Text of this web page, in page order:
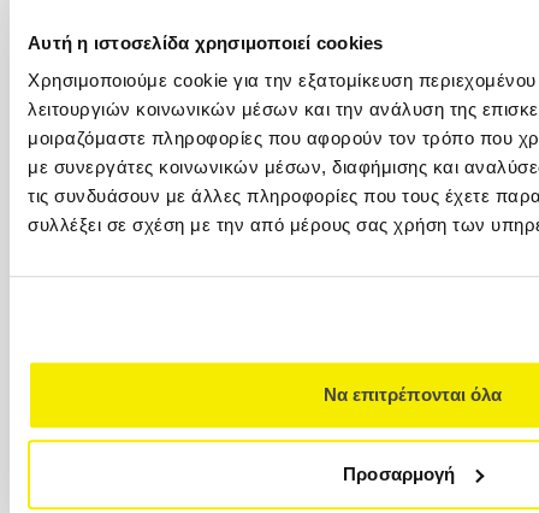
Αυτή η ιστοσελίδα χρησιμοποιεί cookies
Χρησιμοποιούμε cookie για την εξατομίκευση
λειτουργιών κοινωνικών μέσων και την ανάλυση της
μοιραζόμαστε πληροφορίες που αφορούν τον τρόπο που
με συνεργάτες κοινωνικών μέσων, διαφήμισης και
τις συνδυάσουν με άλλες πληροφορίες που τους έχετε
συλλέξει σε σχέση με την από μέρους σας χρήση των
Να επιτρέπονται όλα
Προσαρμογή
ΚΥΠΡΟΣ
00357 22449977
00357 22449978
Versus Travel Cyprus Ltd. (VTC) Λεωφ.
Αρχιεπισκόπου Μακαρίου Γ΄ 82Ε 1077
Λευκωσία
Καραγεώργη Σερβίας 4 (Στοά Καλλιγά), 10562,
Ταξιδιωτική Ασφάλεια Χωρίς Όριο